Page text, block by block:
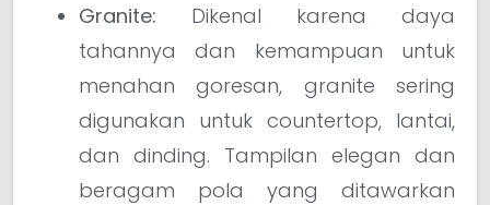
Granite: Dikenal karena daya
tahannya dan kemampuan untuk
menahan goresan, granite sering
digunakan untuk countertop, lantai,
dan dinding. Tampilan elegan dan
beragam pola yang ditawarkan